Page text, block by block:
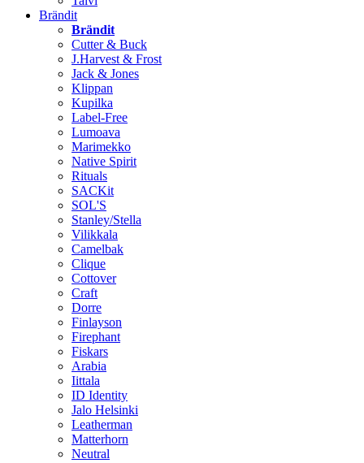
Brändit
Brändit
Cutter & Buck
J.Harvest & Frost
Jack & Jones
Klippan
Kupilka
Label-Free
Lumoava
Marimekko
Native Spirit
Rituals
SACKit
SOL'S
Stanley/Stella
Vilikkala
Camelbak
Clique
Cottover
Craft
Dorre
Finlayson
Firephant
Fiskars
Arabia
Iittala
ID Identity
Jalo Helsinki
Leatherman
Matterhorn
Neutral